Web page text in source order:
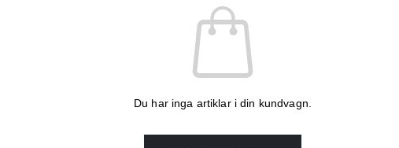
Du har inga artiklar i din kundvagn.